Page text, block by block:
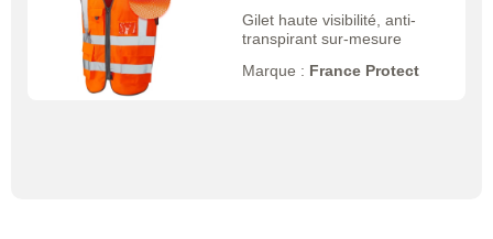
Gilet haute visibilité, anti-
transpirant sur-mesure
Marque : France Protect